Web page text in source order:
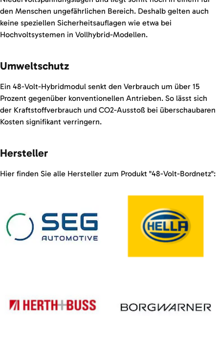
den Menschen ungefährlichen Bereich. Deshalb gelten auch
keine speziellen Sicherheitsauflagen wie etwa bei
Hochvoltsystemen in Vollhybrid-Modellen.
Umweltschutz
Ein 48-Volt-Hybridmodul senkt den Verbrauch um über 15
Prozent gegenüber konventionellen Antrieben. So lässt sich
der Kraftstoffverbrauch und CO2-Ausstoß bei überschaubaren
Kosten signifikant verringern.
Hersteller
Hier finden Sie alle Hersteller zum Produkt "48-Volt-Bordnetz":